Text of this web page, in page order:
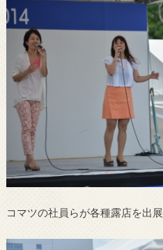
コマツの社員らが各種露店を出展